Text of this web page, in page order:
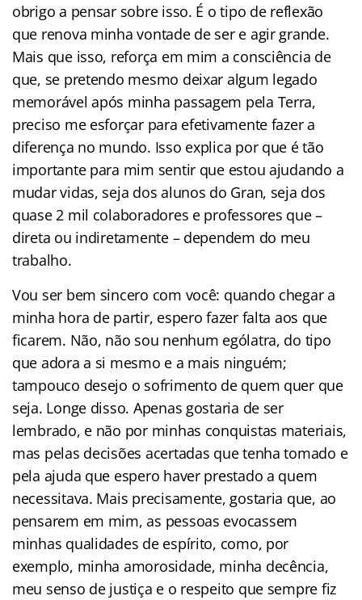
obrigo a pensar sobre isso. É o tipo de reflexão
que renova minha vontade de ser e agir grande.
Mais que isso, reforça em mim a consciência de
que, se pretendo mesmo deixar algum legado
memorável após minha passagem pela Terra,
preciso me esforçar para efetivamente fazer a
diferença no mundo. Isso explica por que é tão
importante para mim sentir que estou ajudando a
mudar vidas, seja dos alunos do Gran, seja dos
quase 2 mil colaboradores e professores que –
direta ou indiretamente – dependem do meu
trabalho.
Vou ser bem sincero com você: quando chegar a
minha hora de partir, espero fazer falta aos que
ficarem. Não, não sou nenhum ególatra, do tipo
que adora a si mesmo e a mais ninguém;
tampouco desejo o sofrimento de quem quer que
seja. Longe disso. Apenas gostaria de ser
lembrado, e não por minhas conquistas materiais,
mas pelas decisões acertadas que tenha tomado e
pela ajuda que espero haver prestado a quem
necessitava. Mais precisamente, gostaria que, ao
pensarem em mim, as pessoas evocassem
minhas qualidades de espírito, como, por
exemplo, minha amorosidade, minha decência,
meu senso de justiça e o respeito que sempre fiz